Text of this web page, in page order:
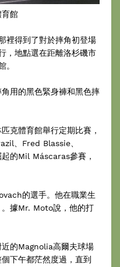
育館
裡得到了對於摔角初登場
，地點選在距離洛杉磯市
。
用的黑色緊身褲和黑色摔
克體育館舉行定期比賽，
、Fred Blassie、
的Mil Máscaras參賽，
的選手。他在職業生
據Mr. Moto說，他的打
的Magnolia高爾夫球場
下午都茫然度過，直到